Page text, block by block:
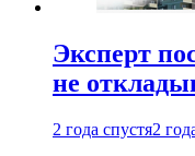
Эксперт
не
2 года спустя2